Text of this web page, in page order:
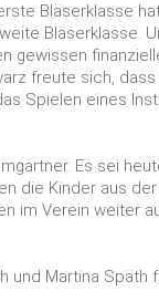
Bläserklasse
Bläserklasse.
gewissen
freute sich,
Spielen eines
Es sei
die Kinder aus
im Verein weiter
und Martina Späth